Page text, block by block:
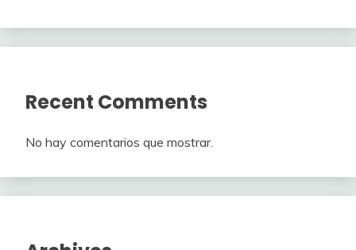
Recent Comments
No hay comentarios que mostrar.